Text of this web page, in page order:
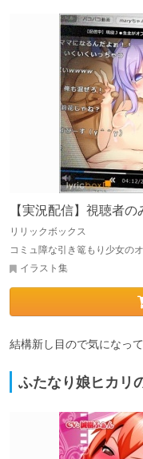
【実況配信】視聴者
リリックボックス
コミュ障な引き篭もり少女の
イラスト集
結構新し目ので気になっ
ふたなり娘ヒカリ